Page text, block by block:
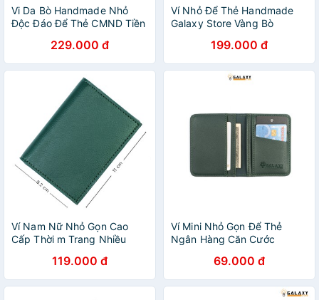
Vi Da Bò Handmade Nhỏ
Độc Đáo Để Thẻ CMND Tiền
(Xanh Rêu)229.000 đ
Ví Nhỏ Để Thẻ Handmade
Galaxy Store Vàng Bò
199.000 đ
Ví Nam Nữ Nhỏ Gọn Cao
Cấp Thời m Trang Nhiều
Thiếp Thẻ Galaxy Store
GVMB0607NU
119.000 đ
Ví Mini Nhỏ Gọn Để Thẻ
Ngân Hàng Căn Cước
Hàng Chính Hãng
69.000 đ